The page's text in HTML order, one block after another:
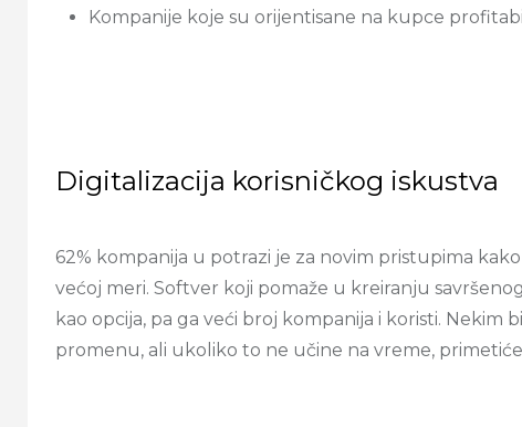
Kompanije koje su orijentisane na kupce
Digitalizacija korisničkog iskustva
62% kompanija u potrazi je za novim pristupima
većoj meri. Softver koji pomaže u kreiranju
kao opcija, pa ga veći broj kompanija i koristi. Nekim
promenu, ali ukoliko to ne učine na vreme,